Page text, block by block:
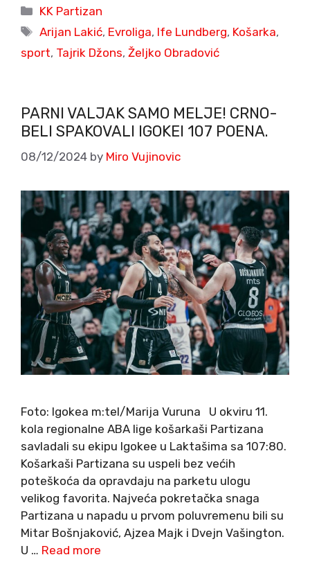
Categories
KK Partizan
Tags
Arijan Lakić, Evroliga, Ife Lundberg, Košarka,
sport, Tajrik Džons, Željko Obradović
PARNI VALJAK SAMO MELJE! CRNO-
BELI SPAKOVALI IGOKEI 107 POENA.
08/12/2024 by Miro Vujinovic
Foto: Igokea m:tel/Marija Vuruna U okviru 11.
kola regionalne ABA lige košarkaši Partizana
savladali su ekipu Igokee u Laktašima sa 107:80.
Košarkaši Partizana su uspeli bez većih
poteškoća da opravdaju na parketu ulogu
velikog favorita. Najveća pokretačka snaga
Partizana u napadu u prvom poluvremenu bili su
Mitar Bošnjaković, Ajzea Majk i Dvejn Vašington.
U … Read more